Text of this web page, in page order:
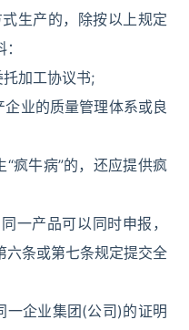
生产的，除按以上规定
加工协议书;
业的质量管理体系或良
疯牛病”的，还应提供疯
一产品可以同时申报，
六条或第七条规定提交全
一企业集团(公司)的证明